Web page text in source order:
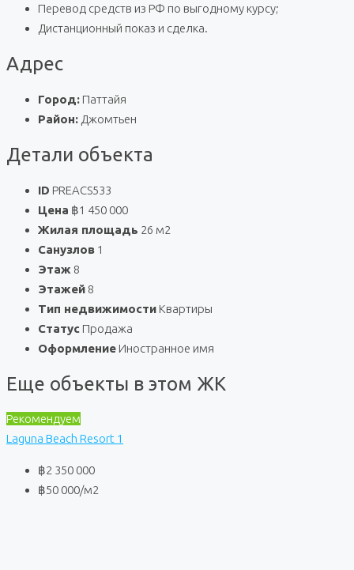
Перевод средств из РФ по выгодному курсу;
Дистанционный показ и сделка.
Адрес
Город: Паттайя
Район: Джомтьен
Детали объекта
ID PREACS533
Цена ฿1 450 000
Жилая площадь 26 м2
Санузлов 1
Этаж 8
Этажей 8
Тип недвижимости Квартиры
Статус Продажа
Оформление Иностранное имя
Еще объекты в этом ЖК
Рекомендуем
Laguna Beach Resort 1
฿2 350 000
฿50 000/м2